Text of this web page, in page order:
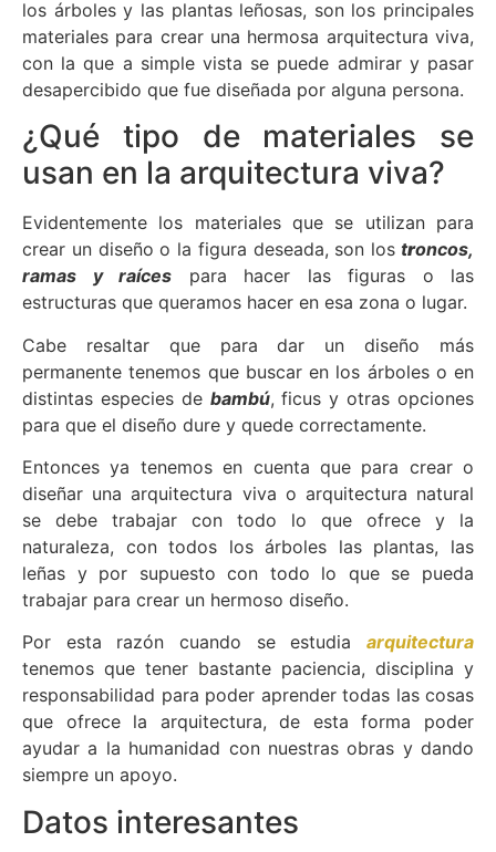
los árboles y las plantas leñosas, son los principales
materiales para crear una hermosa arquitectura viva,
con la que a simple vista se puede admirar y pasar
desapercibido que fue diseñada por alguna persona.
¿Qué tipo de materiales se
usan en la arquitectura viva?
Evidentemente los materiales que se utilizan para
crear un diseño o la figura deseada, son los troncos,
ramas y raíces para hacer las figuras o las
estructuras que queramos hacer en esa zona o lugar.
Cabe resaltar que para dar un diseño más
permanente tenemos que buscar en los árboles o en
distintas especies de bambú, ficus y otras opciones
para que el diseño dure y quede correctamente.
Entonces ya tenemos en cuenta que para crear o
diseñar una arquitectura viva o arquitectura natural
se debe trabajar con todo lo que ofrece y la
naturaleza, con todos los árboles las plantas, las
leñas y por supuesto con todo lo que se pueda
trabajar para crear un hermoso diseño.
Por esta razón cuando se estudia arquitectura
tenemos que tener bastante paciencia, disciplina y
responsabilidad para poder aprender todas las cosas
que ofrece la arquitectura, de esta forma poder
ayudar a la humanidad con nuestras obras y dando
siempre un apoyo.
Datos interesantes